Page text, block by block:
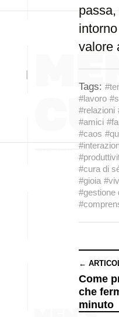
valore
Tags:
#lavoro
#relazioni
#amici
#caos
#cura di
#gioia
#gestione
←
Come
che
minuto